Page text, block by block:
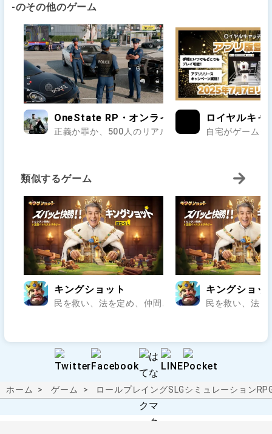
-のその他のゲーム
OneState RP・オンラインのオープンワールド
正義か罪か、500人のリアルが交差する街で第二の人
ロイヤルキャ
自宅がゲーム
類似するゲーム
キングショット
民を救い、法を定め、仲間と乱世の王座を狙え..
キングショッ
民を救い、法
ホーム ゲーム ロールプレイングSLGシミュレーション